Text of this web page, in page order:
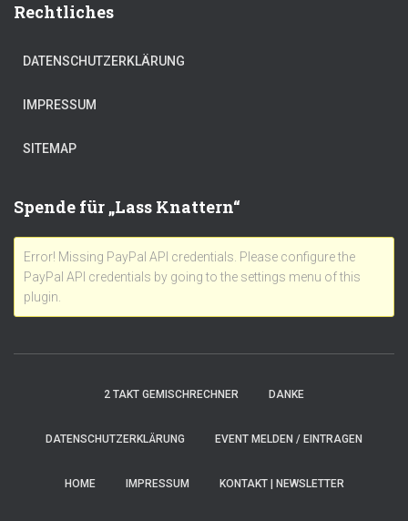
Rechtliches
DATENSCHUTZERKLÄRUNG
IMPRESSUM
SITEMAP
Spende für „Lass Knattern“
Error! Missing PayPal API credentials. Please configure the
PayPal API credentials by going to the settings menu of this
plugin.
2 TAKT GEMISCHRECHNER DANKE
DATENSCHUTZERKLÄRUNG EVENT MELDEN / EINTRAGEN
HOME IMPRESSUM KONTAKT | NEWSLETTER